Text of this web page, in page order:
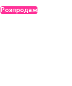
Розпродаж